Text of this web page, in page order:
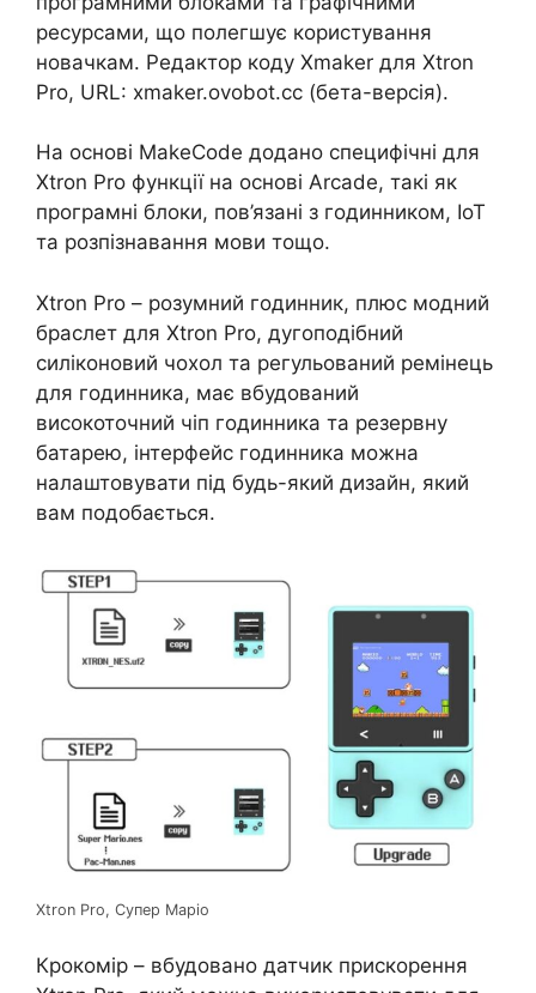
ресурсами, що полегшує користування
новачкам. Редактор коду Xmaker для Xtron
Pro, URL: xmaker.ovobot.cc (бета-версія).
На основі MakeCode додано специфічні для
Xtron Pro функції на основі Arcade, такі як
програмні блоки, пов’язані з годинником, IoT
та розпізнавання мови тощо.
Xtron Pro – розумний годинник, плюс модний
браслет для Xtron Pro, дугоподібний
силіконовий чохол та регульований ремінець
для годинника, має вбудований
високоточний чіп годинника та резервну
батарею, інтерфейс годинника можна
налаштовувати під будь-який дизайн, який
вам подобається.
Xtron Pro, Супер Маріо
Крокомір – вбудовано датчик прискорення